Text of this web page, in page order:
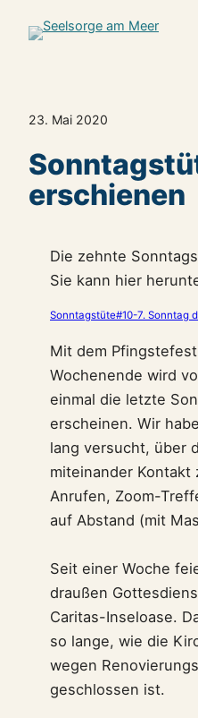
23. Mai 2020
erschienen
Die zehnte
Sie kann hier
Sonntagstüte#10-7. Sonntag
Mit dem
Wochenende wird
einmal die letzte
erscheinen. Wir
lang versucht, über
miteinander Kontakt
Anrufen, Zoom-
auf Abstand (mit
Seit einer Woche
draußen
Caritas-Inseloase.
so lange, wie die
wegen
geschlossen ist.